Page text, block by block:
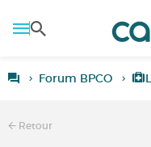
Forum BPCO
Retour